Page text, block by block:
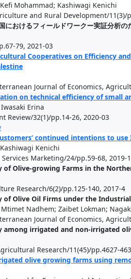
Mohammad; Kashiwagi Kenichi
and Rural Development/11(3)/
におけるフィールドワークー実証分析
79, 2021-03
Cooperatives on Efficiency
Journal of Economics,
on technical efficiency of small
Erina
Review/32(1)/pp.14-26, 2020-03
continued intentions to use
Kenichi
Marketing/24/pp.59-68, 2019-
of Olive-growing Farms in the
Research/6(2)/pp.125-140, 2017-4
of Olive Oil Firms under the
Nadhem; Zaibet Lokman;
Journal of Economics,
among irrigated and non-irrigated
Research/11(45)/pp.4627-
olive growing farms using